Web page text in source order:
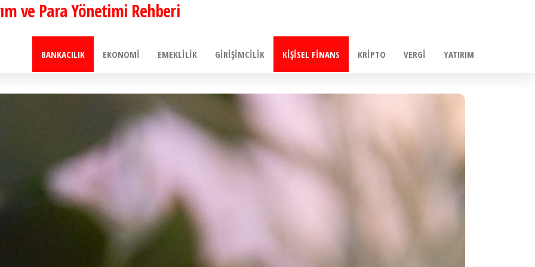
ve Para Yönetimi Rehberi
BANKACILIK EKONOMI EMEKLILIK GIRIŞIMCILIK KIŞISEL FINANS KRIPTO VERGI YATIRIM